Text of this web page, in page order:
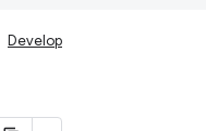
Develop